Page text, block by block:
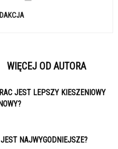
WIĘCEJ OD AUTORA
JEST LEPSZY KIESZENIOWY
NAJWYGODNIEJSZE?